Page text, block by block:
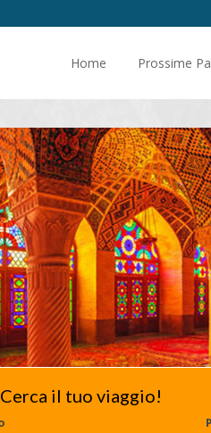
Home Prossime
Cerca il tuo viaggio!